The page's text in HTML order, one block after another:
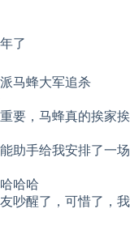
了
马蜂大军追杀
要，马蜂真的挨家挨
助手给我安排了一场
哈哈
吵醒了，可惜了，我